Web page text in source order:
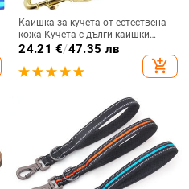
Каишка за кучета от естествена
кожа Кучета с дълги каишки
Плетени поводи за разходка на
домашни любимци Кафяви
черни цветове за средно големи
24.21 €/47.35 лв
add_shopping_cart